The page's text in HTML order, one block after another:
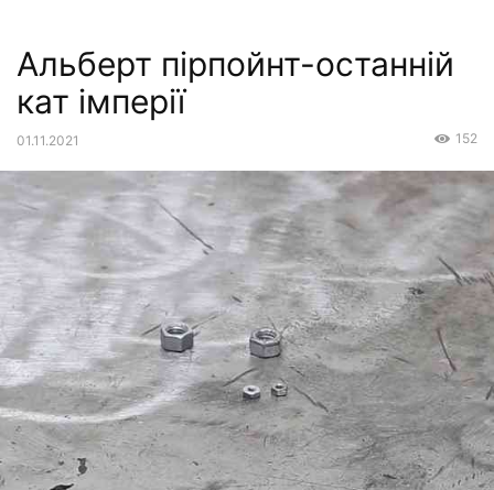
Альберт пірпойнт-останній
кат імперії
01.11.2021 152